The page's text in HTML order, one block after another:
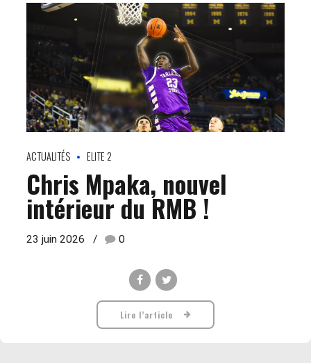
ACTUALITÉS ELITE 2
Chris Mpaka, nouvel
intérieur du RMB !
23 juin 2026 0
Lire l’article